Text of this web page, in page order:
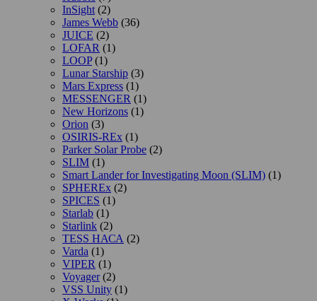
InSight (2)
James Webb (36)
JUICE (2)
LOFAR (1)
LOOP(1)
Lunar Starship (3)
Mars Express (1)
MESSENGER (1)
New Horizons (1)
Orion (3)
OSIRIS-REx (1)
Parker Solar Probe (2)
SLIM (1)
Smart Lander for Investigating Moon (SLIM) (1)
SPHEREx (2)
SPICES (1)
Starlab (1)
Starlink (2)
TESS НАСА (2)
Varda (1)
VIPER (1)
Voyager(2)
VSS Unity (1)